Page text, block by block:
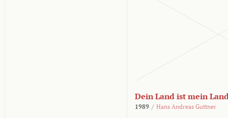
Dein Land ist mein
1989 / Hans Andreas Guttner